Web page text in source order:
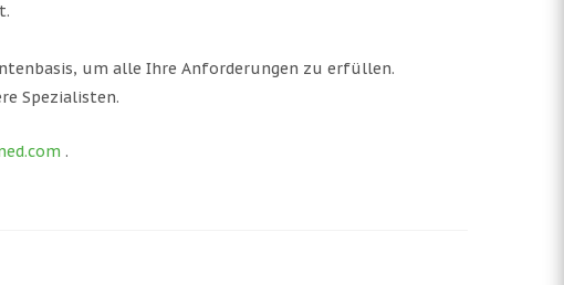
um alle Ihre Anforderungen zu erfüllen.
Spezialisten.
.